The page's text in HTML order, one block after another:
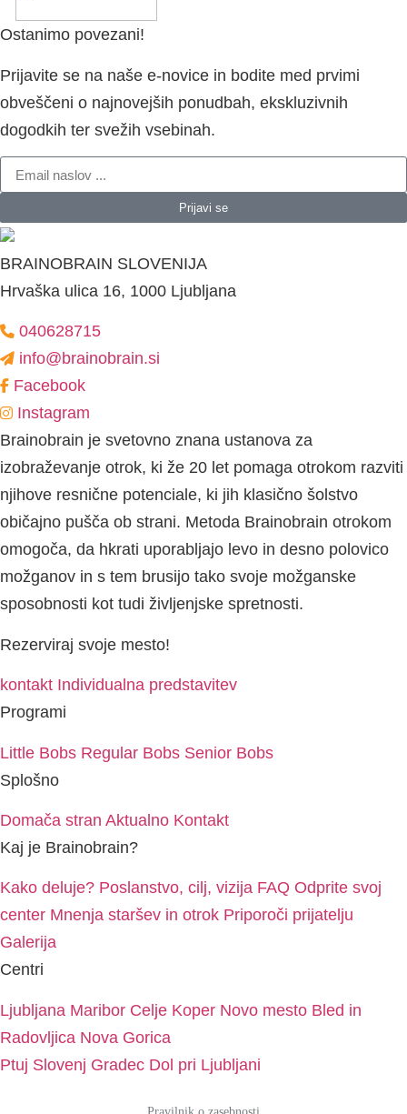
Ostanimo povezani!
Prijavite se na naše e-novice in bodite med prvimi
obveščeni o najnovejših ponudbah, ekskluzivnih
dogodkih ter svežih vsebinah.
Prijavi se
BRAINOBRAIN SLOVENIJA
Hrvaška ulica 16, 1000 Ljubljana
040628715
info@brainobrain.si
Facebook
Instagram
Brainobrain je svetovno znana ustanova za
izobraževanje otrok, ki že 20 let pomaga otrokom razviti
njihove resnične potenciale, ki jih klasično šolstvo
običajno pušča ob strani. Metoda Brainobrain otrokom
omogoča, da hkrati uporabljajo levo in desno polovico
možganov in s tem brusijo tako svoje možganske
sposobnosti kot tudi življenjske spretnosti.
Rezerviraj svoje mesto!
kontakt Individualna predstavitev
Programi
Little Bobs Regular Bobs Senior Bobs
Splošno
Domača stran Aktualno Kontakt
Kaj je Brainobrain?
Kako deluje? Poslanstvo, cilj, vizija FAQ Odprite svoj
center Mnenja staršev in otrok Priporoči prijatelju
Galerija
Centri
Ljubljana Maribor Celje Koper Novo mesto Bled in
Radovljica Nova Gorica
Ptuj Slovenj Gradec Dol pri Ljubljani